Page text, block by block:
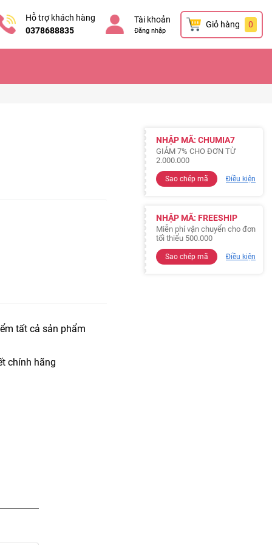
Hỗ trợ khách hàng
0378688835
Tài khoản
Đăng nhập
Giỏ hàng 0
tất cả sản phẩm
chính hãng
NHẬP MÃ: CHUMIA7
GIẢM 7% CHO ĐƠN TỪ
2.000.000
Sao chép mã Điều kiện
NHẬP MÃ: FREESHIP
Miễn phí vận chuyển cho đơn
tối thiểu 500.000
Sao chép mã Điều kiện